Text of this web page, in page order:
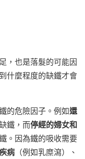
，也是落髮的可能因
什麼程度的缺鐵才會
的危險因子。例如還
鐵，而停經的婦女和
。因為鐵的吸收需要
病 （例如乳糜瀉）、